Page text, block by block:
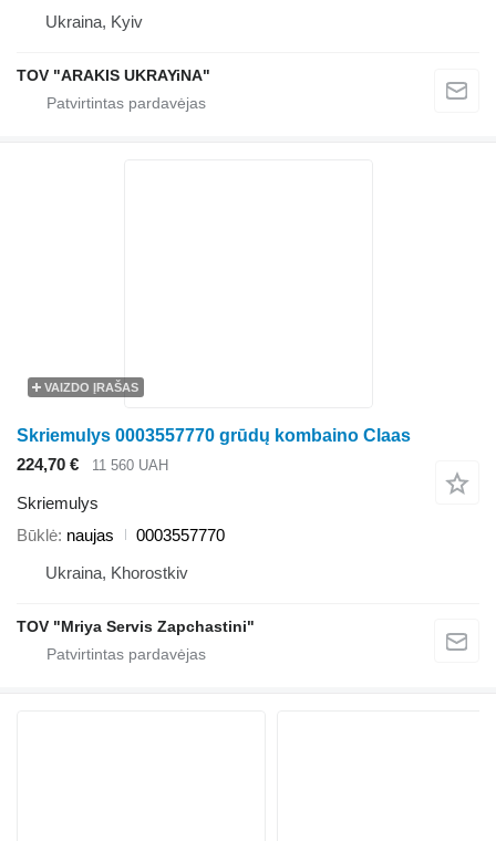
Ukraina, Kyiv
TOV "ARAKIS UKRAYiNA"
VAIZDO ĮRAŠAS
Skriemulys 0003557770 grūdų kombaino Claas
224,70 €
11 560 UAH
Skriemulys
Būklė naujas
0003557770
Ukraina, Khorostkiv
TOV "Mriya Servis Zapchastini"